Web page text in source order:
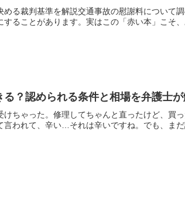
める裁判基準を解説交通事故の慰謝料について
ることがあります。実はこの「赤い本」こそ
？認められる条件と相場を弁護士
ちゃった。修理してちゃんと直ったけど、買
言われて、辛い…それは辛いですね。でも、ま